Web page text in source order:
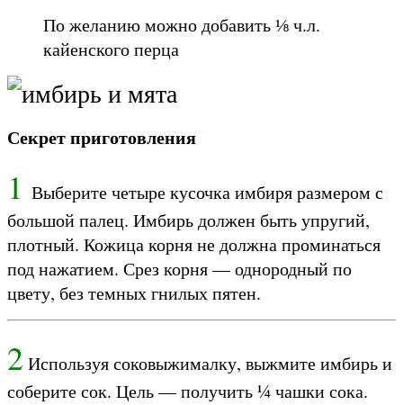
По желанию можно добавить ⅛ ч.л.
кайенского перца
Секрет приготовления
1 Выберите четыре кусочка имбиря размером с
большой палец. Имбирь должен быть упругий,
плотный. Кожица корня не должна проминаться
под нажатием. Срез корня — однородный по
цвету, без темных гнилых пятен.
2 Используя соковыжималку, выжмите имбирь и
соберите сок. Цель — получить ¼ чашки сока.